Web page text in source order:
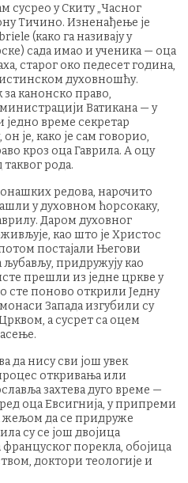
у Скиту „Часног
Тичино. Изненађење је
(како га називају у
сада имао и ученика — оца
старог око педесет година,
истинском духовношћу.
канонско право,
Ватикана — у
време секретар
је, како је сам говорио,
кроз оца Гаврила. А оцу
рода.
редова, нарочито
у духовном ћорсокаку,
Даром духовног
као што је Христос
постајали Његови
придружују као
прешли из једне цркве у
сте поново открили Једну
Запада изгубили су
а сусрет са оцем
нису сви још увек
откривања или
захтева дуго време —
оца Евсигнија, у припреми
жељом да се придруже
су се још двојица
порекла, обојица
доктори теологије и